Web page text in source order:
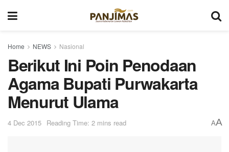
Home NEWS Nasional
Berikut Ini Poin Penodaan
Agama Bupati Purwakarta
Menurut Ulama
4 Dec 2015 Reading Time: 2 mins read AA